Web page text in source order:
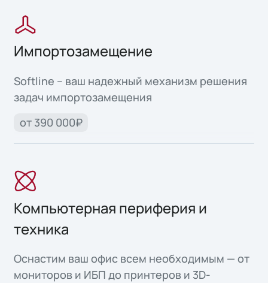
Импортозамещение
Softline – ваш надежный механизм решения
задач импортозамещения
от 390 000₽
Компьютерная периферия и
техника
Оснастим ваш офис всем необходимым — от
мониторов и ИБП до принтеров и 3D-